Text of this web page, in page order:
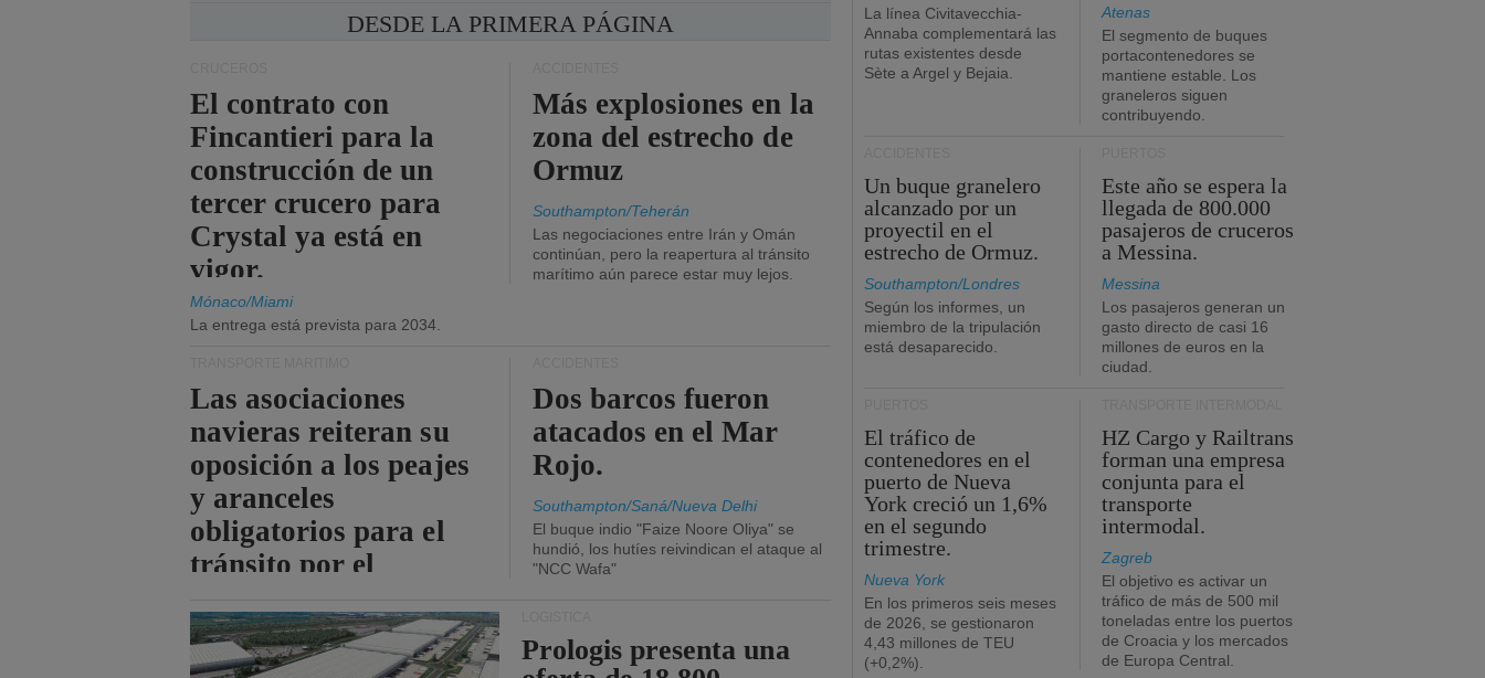
DESDE LA PRIMERA PÁGINA
El contrato con
Fincantieri para la
construcción de un
tercer crucero para
Crystal ya está en
vigor.
Mónaco/Miami
La entrega está prevista para 2034.
Más explosiones en la
zona del estrecho de
Ormuz
Southampton/Teherán
Las negociaciones entre Irán y Omán
continúan, pero la reapertura al tránsito
marítimo aún parece estar muy lejos.
Las asociaciones
navieras reiteran su
oposición a los peajes
y aranceles
obligatorios para el
tránsito por el
Dos barcos fueron
atacados en el Mar
Rojo.
Southampton/Saná/Nueva Delhi
El buque indio "Faize Noore Oliya" se
hundió, los hutíes reivindican el ataque al
"NCC Wafa"
Prologis presenta una
La línea Civitavecchia-
Annaba complementará las
rutas existentes desde
Sète a Argel y Bejaia.
Atenas
El segmento de buques
portacontenedores se
mantiene estable. Los
graneleros siguen
contribuyendo.
Un buque granelero
alcanzado por un
proyectil en el
estrecho de Ormuz.
Southampton/Londres
Según los informes, un
miembro de la tripulación
está desaparecido.
Este año se espera la
llegada de 800.000
pasajeros de cruceros
a Messina.
Messina
Los pasajeros generan un
gasto directo de casi 16
millones de euros en la
ciudad.
El tráfico de
contenedores en el
puerto de Nueva
York creció un 1,6%
en el segundo
trimestre.
Nueva York
En los primeros seis meses
de 2026, se gestionaron
4,43 millones de TEU
(+0,2%).
HZ Cargo y Railtrans
forman una empresa
conjunta para el
transporte
intermodal.
Zagreb
El objetivo es activar un
tráfico de más de 500 mil
toneladas entre los puertos
de Croacia y los mercados
de Europa Central.